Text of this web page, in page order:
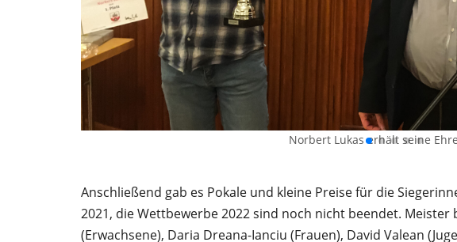
Norbert Lukas erhält seine
Anschließend gab es Pokale und kleine Preise für die
2021, die Wettbewerbe 2022 sind noch nicht beendet.
(Erwachsene), Daria Dreana-Ianciu (Frauen), David Valean